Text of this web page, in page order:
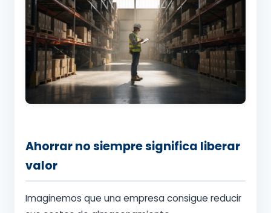
Ahorrar no siempre significa liberar
valor
Imaginemos que una empresa consigue reducir